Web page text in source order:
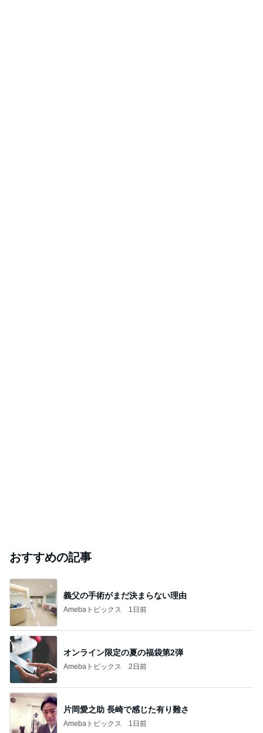
おすすめの記事
義父の手術がまだ決まらない理由
Amebaトピックス 1日前
オンライン限定の夏の福袋第2弾
Amebaトピックス 2日前
片岡愛之助 長崎で感じた有り難さ
Amebaトピックス 1日前